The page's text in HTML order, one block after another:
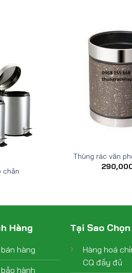
chân
Thùng rác văn
Hàng
hàng
hành
Tại Sao
Hàng hoá
CQ đầy đủ